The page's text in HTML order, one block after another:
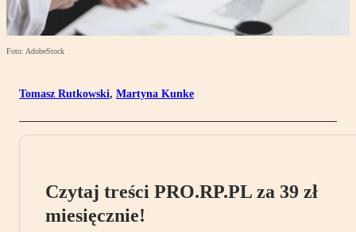
Foto: AdobeStock
Tomasz Rutkowski, Martyna Kunke
Czytaj treści PRO.RP.PL za 39 zł
miesięcznie!